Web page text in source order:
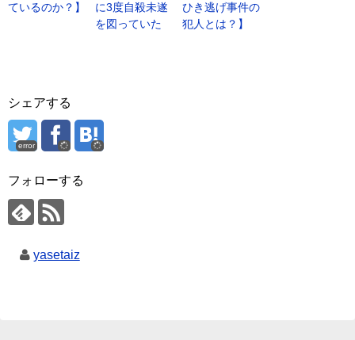
ているのか？】
に3度自殺未遂
を図っていた
ひき逃げ事件の
犯人とは？】
シェアする
error
フォローする
yasetaiz